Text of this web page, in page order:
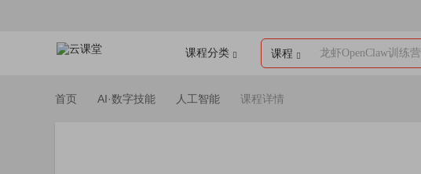
课程分类 课程 龙虾OpenClaw训练营
首页 AI·数字技能 人工智能 课程详情